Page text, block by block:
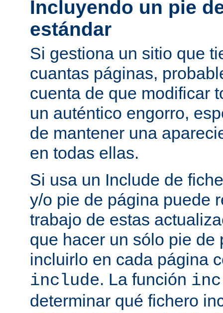
Incluyendo un pie
estándar
Si gestiona un sitio que
cuantas páginas,
cuenta de que modificar
un auténtico engorro,
de mantener una
en todas ellas.
Si usa un Include de
y/o pie de página puede
trabajo de estas
que hacer un sólo pie de
incluirlo en cada página
include. La función
determinar qué fichero